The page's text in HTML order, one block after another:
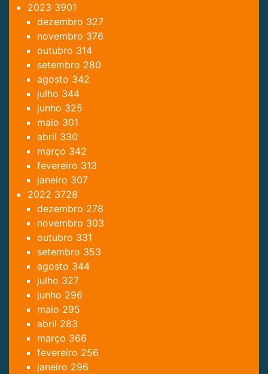
2023 3901
dezembro 327
novembro 376
outubro 314
setembro 280
agosto 342
julho 344
junho 325
maio 301
abril 330
março 342
fevereiro 313
janeiro 307
2022 3728
dezembro 278
novembro 303
outubro 331
setembro 353
agosto 344
julho 327
junho 296
maio 295
abril 283
março 366
fevereiro 256
janeiro 296